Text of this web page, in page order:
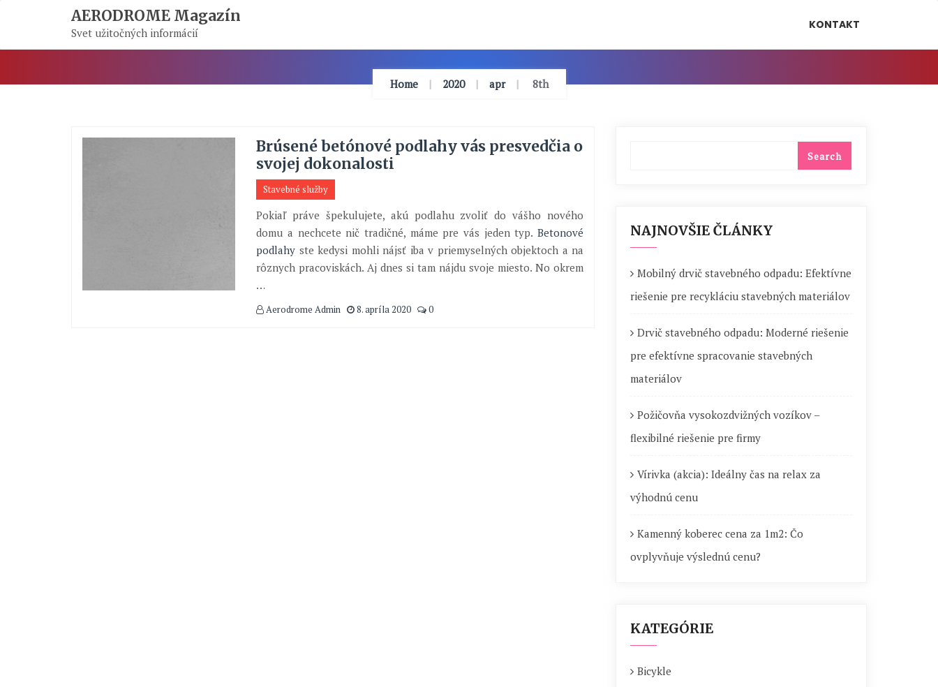
AERODROME Magazín
Svet užitočných informácií
KONTAKT
Home 2020 apr 8th
Brúsené betónové podlahy vás presvedčia o
svojej dokonalosti
Stavebné služby
Pokiaľ práve špekulujete, akú podlahu zvoliť do vášho nového
domu a nechcete nič tradičné, máme pre vás jeden typ. Betonové
podlahy ste kedysi mohli nájsť iba v priemyselných objektoch a na
rôznych pracoviskách. Aj dnes si tam nájdu svoje miesto. No okrem
…
Aerodrome Admin 8. apríla 2020 0
NAJNOVŠIE ČLÁNKY
Mobilný drvič stavebného odpadu: Efektívne
riešenie pre recykláciu stavebných materiálov
Drvič stavebného odpadu: Moderné riešenie
pre efektívne spracovanie stavebných
materiálov
Požičovňa vysokozdvižných vozíkov –
flexibilné riešenie pre firmy
Vírivka (akcia): Ideálny čas na relax za
výhodnú cenu
Kamenný koberec cena za 1m2: Čo
ovplyvňuje výslednú cenu?
KATEGÓRIE
Bicykle